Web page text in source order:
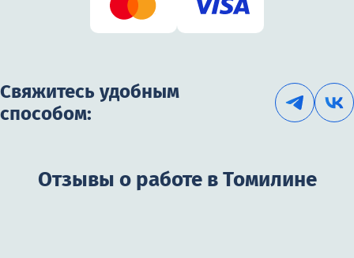
Свяжитесь удобным
способом:
Отзывы о работе в Томилине